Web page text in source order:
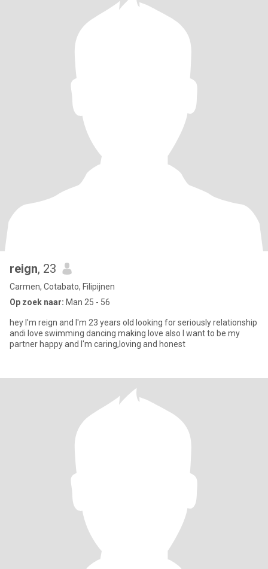
reign, 23
Carmen, Cotabato, Filipijnen
Op zoek naar: Man 25 - 56
hey I'm reign and I'm 23 years old looking for seriously relationship
andi love swimming dancing making love also I want to be my
partner happy and I'm caring,loving and honest